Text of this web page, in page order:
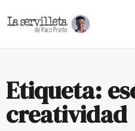
Etiqueta:
creatividad